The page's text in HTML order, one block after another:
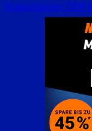
Klausurtagung: ÖDP